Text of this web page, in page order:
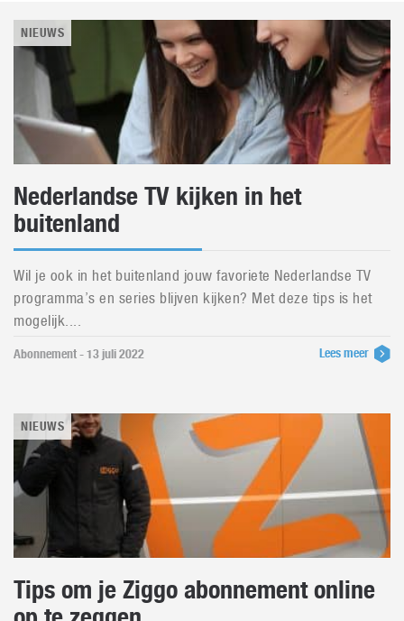
NIEUWS
Nederlandse TV kijken in het
buitenland
Wil je ook in het buitenland jouw favoriete Nederlandse TV
programma’s en series blijven kijken? Met deze tips is het
mogelijk....
Abonnement - 13 juli 2022 Lees meer
NIEUWS
Tips om je Ziggo abonnement online